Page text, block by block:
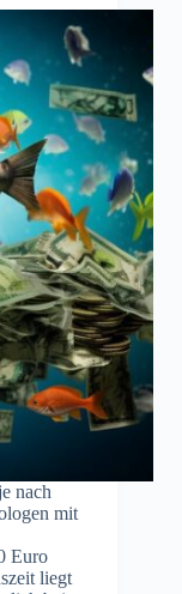
nach
mit
Euro
liegt